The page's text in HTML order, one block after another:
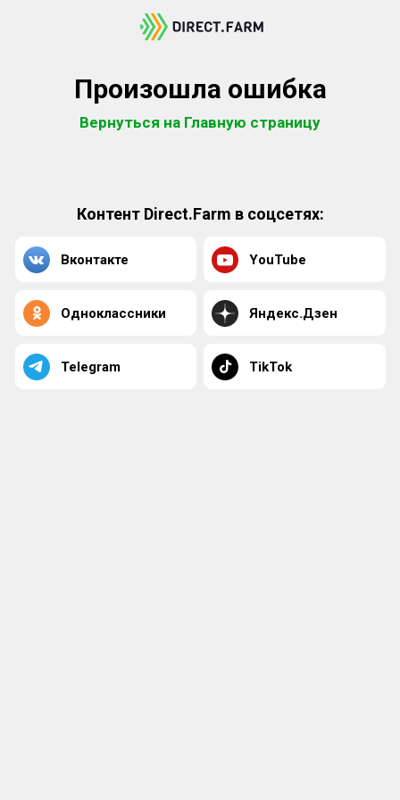
Произошла ошибка
Вернуться на Главную страницу
Контент Direct.Farm в соцсетях:
Вконтакте YouTube
Одноклассники Яндекс.Дзен
Telegram TikTok